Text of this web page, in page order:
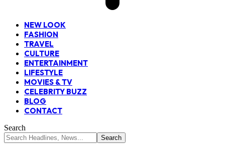
NEW LOOK
FASHION
TRAVEL
CULTURE
ENTERTAINMENT
LIFESTYLE
MOVIES & TV
CELEBRITY BUZZ
BLOG
CONTACT
Search